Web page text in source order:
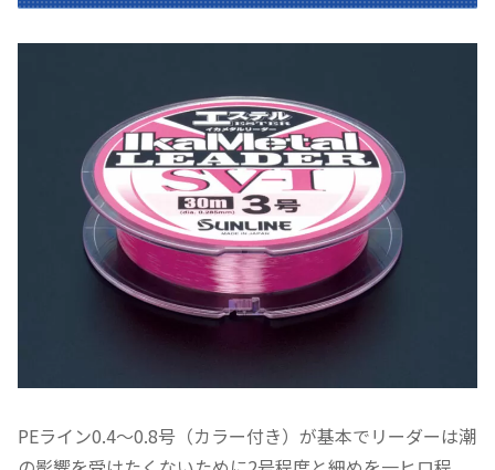
PEライン0.4～0.8号（カラー付き）が基本でリーダーは潮